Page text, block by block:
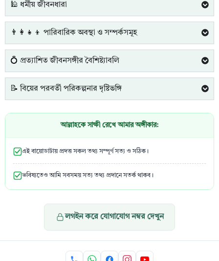
🕌 ধর্মীয় জীবনধারা
👨‍👩‍👧‍👦 পারিবারিক অবস্থা ও সম্পর্কসমূহ
💍 প্রত্যাশিত জীবনসঙ্গীর বৈশিষ্ট্যাবলি
📝 বিয়ের পরবর্তী পরিকল্পনার দৃষ্টিভঙ্গি
আল্লাহকে সাক্ষী রেখে আমার অঙ্গীকার:
এই বায়োডাটায় প্রদত্ত সকল তথ্য সম্পূর্ণ সত্য ও সঠিক।
ভবিষ্যতেও আমি সবসময় সত্য তথ্য প্রদানে সতর্ক থাকব।
লগইন করে যোগাযোগ নম্বর দেখুন